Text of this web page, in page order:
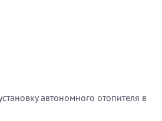
автономного отопителя в